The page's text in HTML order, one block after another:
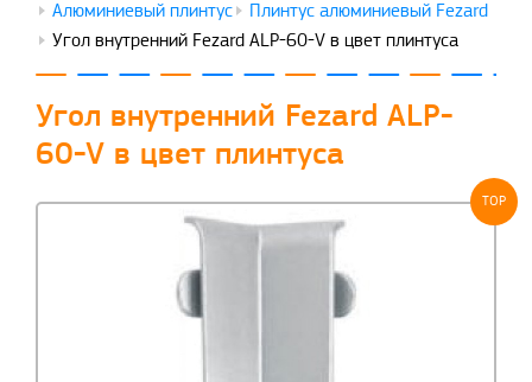
Алюминиевый плинтус
Плинтус алюминиевый Fezard
Угол внутренний Fezard ALP-60-V в цвет плинтуса
Угол внутренний Fezard ALP-
60-V в цвет плинтуса
TOP